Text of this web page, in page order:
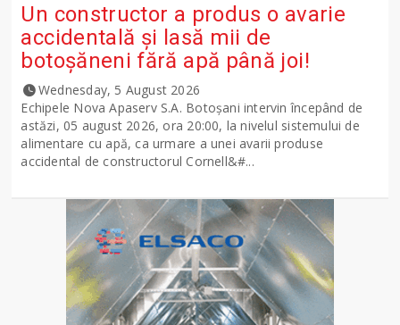
Un constructor a produs o avarie
accidentală și lasă mii de
botoșăneni fără apă până joi!
Wednesday, 5 August 2026
Echipele Nova Apaserv S.A. Botoșani intervin începând de
astăzi, 05 august 2026, ora 20:00, la nivelul sistemului de
alimentare cu apă, ca urmare a unei avarii produse
accidental de constructorul Cornell&#...